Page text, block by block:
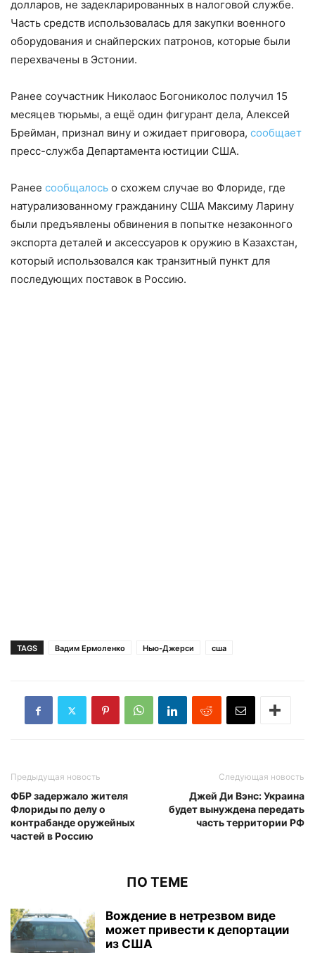
долларов, не задекларированных в налоговой службе.
Часть средств использовалась для закупки военного
оборудования и снайперских патронов, которые были
перехвачены в Эстонии.
Ранее соучастник Николаос Богониколос получил 15
месяцев тюрьмы, а ещё один фигурант дела, Алексей
Брейман, признал вину и ожидает приговора, сообщает
пресс-служба Департамента юстиции США.
Ранее сообщалось о схожем случае во Флориде, где
натурализованному гражданину США Максиму Ларину
были предъявлены обвинения в попытке незаконного
экспорта деталей и аксессуаров к оружию в Казахстан,
который использовался как транзитный пункт для
последующих поставок в Россию.
TAGS Вадим Ермоленко Нью-Джерси сша
Предыдущая новость
ФБР задержало жителя
Флориды по делу о
контрабанде оружейных
частей в Россию
Следующая новость
Джей Ди Вэнс: Украина
будет вынуждена передать
часть территории РФ
ПО ТЕМЕ
Вождение в нетрезвом виде
может привести к депортации
из США